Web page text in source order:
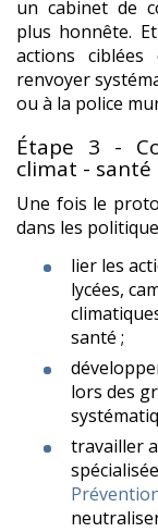
un cabinet de
plus honnête.
actions
renvoyer
ou à la police
Étape 3 -
climat - santé
Une fois le
dans les
lier les
lycées,
santé ;
lors des
travailler